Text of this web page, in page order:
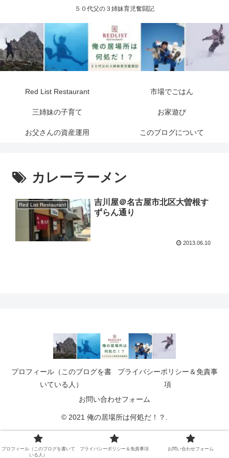
５０代父の３姉妹育児奮闘記
Red List Restaurant 市場でごはん
三姉妹の子育て お家遊び
お父さんの資産運用 このブログについて
カレーラーメン
Red List Restaurant
吉川屋＠名古屋市北区大曽根す
ずらん通り
2013.06.10
プロフィール（このブログを書
いている人）
プライバシーポリシー＆免責事
項
お問い合わせフォーム
© 2021 俺の居場所は何処だ！？.
プロフィール（このブログを書いて
いる人）
プライバシーポリシー＆免責事項 お問い合わせフォーム